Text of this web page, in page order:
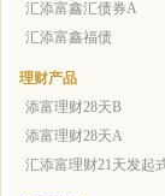
汇添富鑫汇债券A
汇添富鑫福债
理财产品
添富理财28天B
添富理财28天A
汇添富理财21天发起